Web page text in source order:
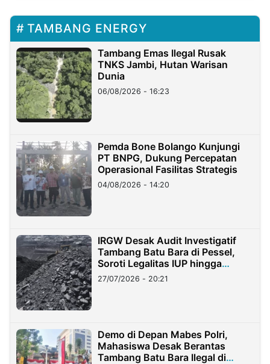
TAMBANG ENERGY
Tambang Emas Ilegal Rusak
TNKS Jambi, Hutan Warisan
Dunia
06/08/2026 - 16:23
Pemda Bone Bolango Kunjungi
PT BNPG, Dukung Percepatan
Operasional Fasilitas Strategis
04/08/2026 - 14:20
IRGW Desak Audit Investigatif
Tambang Batu Bara di Pessel,
Soroti Legalitas IUP hingga
Stockpile
27/07/2026 - 20:21
Demo di Depan Mabes Polri,
Mahasiswa Desak Berantas
Tambang Batu Bara Ilegal di